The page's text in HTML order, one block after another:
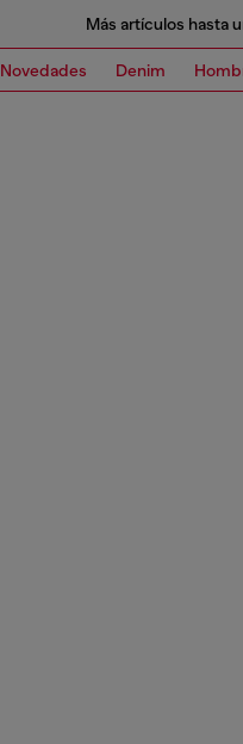
Más artículos hasta
Novedades Denim